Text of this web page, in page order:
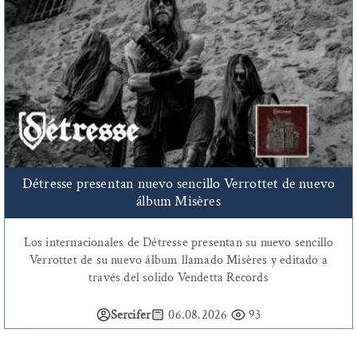
Détresse presentan nuevo sencillo Verrottet de nuevo
álbum Misères
Los internacionales de Détresse presentan su nuevo sencillo
Verrottet de su nuevo álbum llamado Misères y editado a
través del solido Vendetta Records
Sercifer 06.08.2026 93